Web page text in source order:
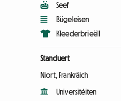
Seef
Bügeleisen
Kleederbrieëll
Standuert
Niort, Frankräich
Universitéiten